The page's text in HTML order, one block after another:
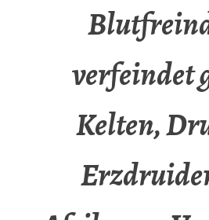
verfeindet
Kelten,